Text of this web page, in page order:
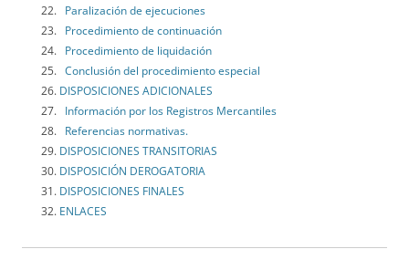
Paralización de ejecuciones
Procedimiento de continuación
Procedimiento de liquidación
Conclusión del procedimiento especial
DISPOSICIONES ADICIONALES
Información por los Registros Mercantiles
Referencias normativas.
DISPOSICIONES TRANSITORIAS
DISPOSICIÓN DEROGATORIA
DISPOSICIONES FINALES
ENLACES